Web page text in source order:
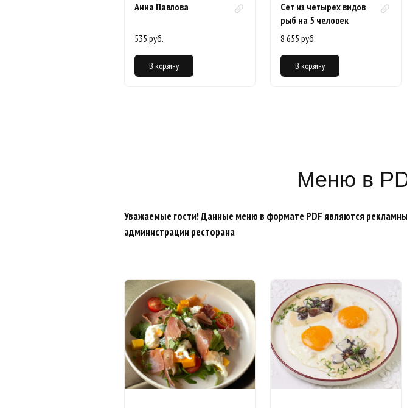
Анна Павлова
535 руб.
В корзину
Сет из четырех видов
рыб на 5 человек
8 655 руб.
В корзину
Меню в
Уважаемые гости! Данные меню в формате PDF являются
администрации ресторана